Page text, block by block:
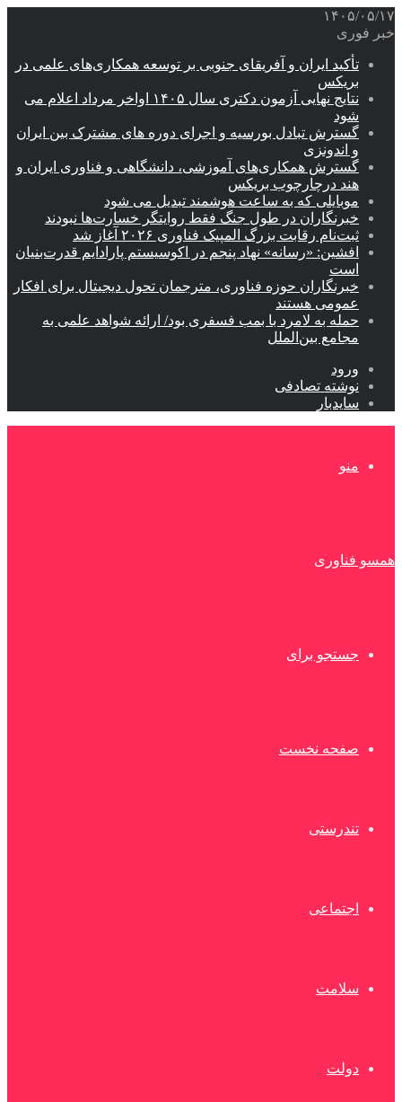
۱۴۰۵/۰۵/۱۷
خبر فوری
تأکید ایران و آفریقای جنوبی بر توسعه همکاری‌های علمی در
بریکس
نتایج نهایی آزمون دکتری سال ۱۴۰۵ اواخر مرداد اعلام می
شود
گسترش تبادل بورسیه و اجرای دوره های مشترک بین ایران
و اندونزی
گسترش همکاری‌های آموزشی، دانشگاهی و فناوری ایران و
هند درچارچوب بریکس
موبایلی که به ساعت هوشمند تبدیل می شود
خبرنگاران در طول جنگ فقط روایتگر خسارت‌ها نبودند
ثبت‌نام رقابت بزرگ المپیک فناوری ۲۰۲۶ آغاز شد
افشین: «رسانه» نهاد پنجم در اکوسیستم پارادایم قدرت‌بنیان
است
خبرنگاران حوزه فناوری، مترجمان تحول دیجیتال برای افکار
عمومی هستند
حمله به لامرد با بمب فسفری بود/ ارائه شواهد علمی به
مجامع بین‌الملل
ورود
نوشته تصادفی
سایدبار
منو
همسو فناوری
جستجو برای
صفحه نخست
تندرستی
اجتماعی
سلامت
دولت